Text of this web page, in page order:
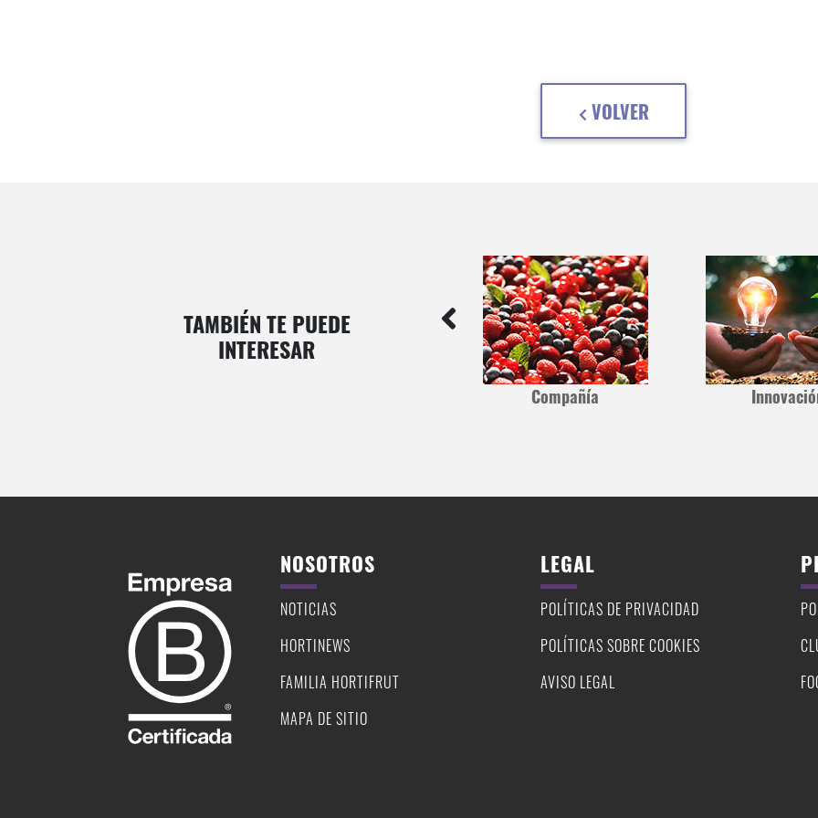
VOLVER
TAMBIÉN TE PUEDE
INTERESAR
Compañía
NOSOTROS
NOTICIAS
HORTINEWS
FAMILIA HORTIFRUT
MAPA DE SITIO
LEGAL
POLÍTICAS DE PRIVACIDAD
POLÍTICAS SOBRE COOKIES
AVISO LEGAL